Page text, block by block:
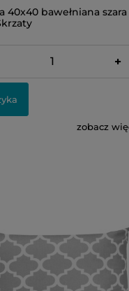
40x40 bawełniana
+
zobacz